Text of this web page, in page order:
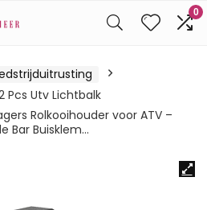
0
Pcs Utv Lichtbalk
Rolkooihouder voor ATV –
Bar Buisklem…